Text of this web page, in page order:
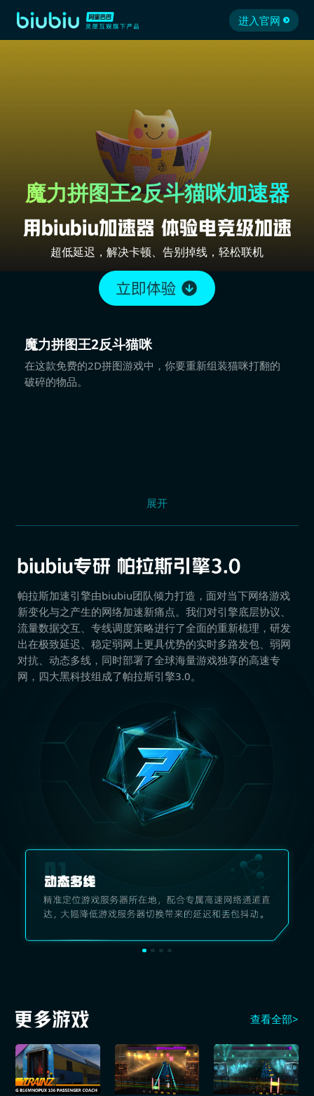
进入官网
魔力拼图王2反斗猫咪加速器
超低延迟，解决卡顿、告别掉线，轻松联机
魔力拼图王2反斗猫咪
在这款免费的2D拼图游戏中，你要重新组装猫咪打翻的
破碎的物品。
展开
帕拉斯加速引擎由biubiu团队倾力打造，面对当下网络游戏
新变化与之产生的网络加速新痛点。我们对引擎底层协议、
流量数据交互、专线调度策略进行了全面的重新梳理，研发
出在极致延迟、稳定弱网上更具优势的实时多路发包、弱网
对抗、动态多线，同时部署了全球海量游戏独享的高速专
网，四大黑科技组成了帕拉斯引擎3.0。
查看全部>